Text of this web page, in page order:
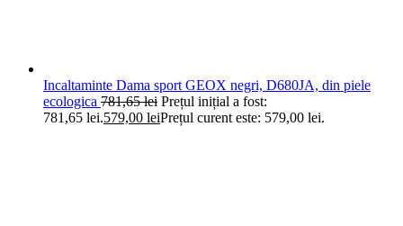
Incaltaminte Dama sport GEOX negri, D680JA, din piele
ecologica 781,65lei Prețul inițial a fost:
781,65 lei.579,00 leiPrețul curent este: 579,00 lei.